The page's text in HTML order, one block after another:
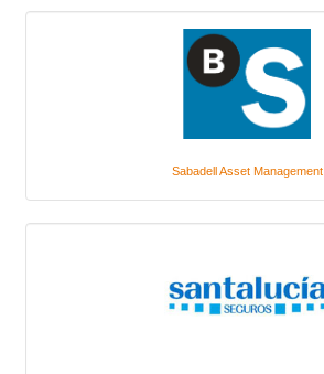
Sabadell Asset Management